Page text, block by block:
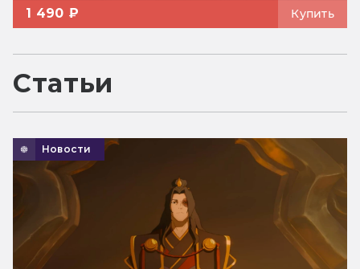
1 490 ₽ Купить
Статьи
Новости